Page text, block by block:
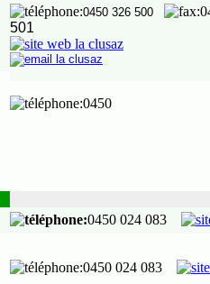
:0450 326 500
501
:0450
:0450 024 083
:0450 024 083